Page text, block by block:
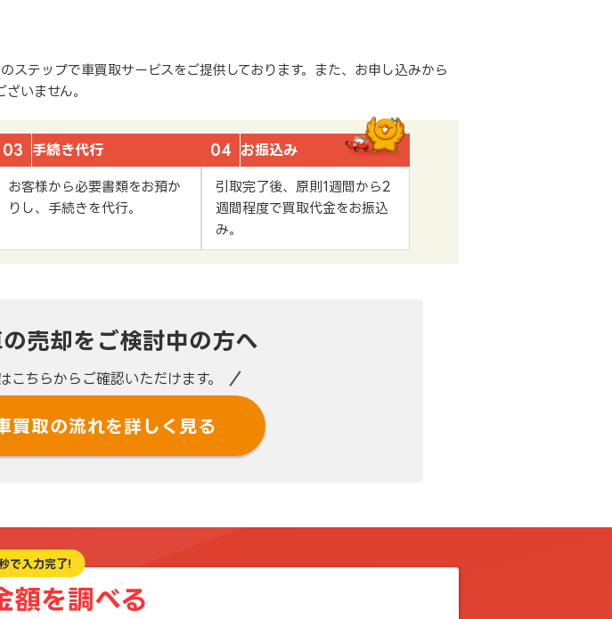
テップで車買取サービスをご提供しております。また、お申し込みから
いません。
03 手続き代行
お客様から必要書類をお預か
りし、手続きを代行。
04 お振込み
引取完了後、原則1週間から2
週間程度で買取代金をお振込
み。
売却を ご検討中の方へ
こちらからご確認いただけます。
買取の流れを詳しく見る
で入力完了!
額を調べる